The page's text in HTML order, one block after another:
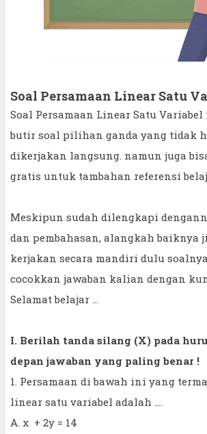
Soal Persamaan Linear Satu
Soal Persamaan Linear Satu
butir soal pilihan ganda yang tidak
dikerjakan langsung. namun juga
gratis untuk tambahan referensi
Meskipun sudah dilengkapi
dan pembahasan, alangkah baiknya
kerjakan secara mandiri dulu
cocokkan jawaban kalian dengan
Selamat belajar ...
I. Berilah tanda silang (X) pada
depan jawaban yang paling benar !
1. Persamaan di bawah ini yang
linear satu variabel adalah ....
A. x + 2y = 14